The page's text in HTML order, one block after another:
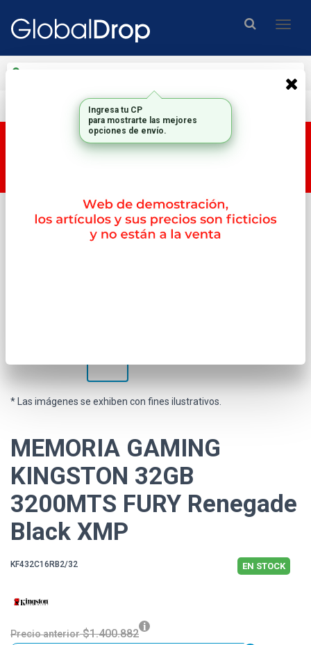
Envío gratis en compras mayores a $200.000.-
Esta tienda es una tienda DEMO, por lo tanto los
productos y su correspondiente PRECIO no son
Inicio Memorias 2memorias Valueram
* Las imágenes se exhiben con fines ilustrativos.
MEMORIA GAMING
KINGSTON 32GB
3200MTS FURY Renegade
Black XMP
KF432C16RB2/32 EN STOCK
Precio anterior $1.400.882
Ingresa tu CP
para mostrarte las mejores
opciones de envío.